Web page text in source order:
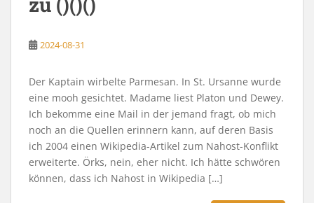
2024-08-31
Der Kaptain wirbelte Parmesan. In St. Ursanne wurde
eine mooh gesichtet. Madame liest Platon und Dewey.
Ich bekomme eine Mail in der jemand fragt, ob mich
noch an die Quellen erinnern kann, auf deren Basis
ich 2004 einen Wikipedia-Artikel zum Nahost-Konflikt
erweiterte. Örks, nein, eher nicht. Ich hätte schwören
können, dass ich Nahost in Wikipedia […]